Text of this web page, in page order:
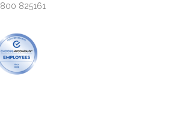
800 825161